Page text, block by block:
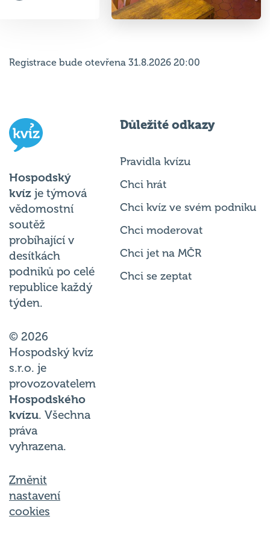
Registrace bude otevřena 31.8.2026 20:00
Hospodský
kvíz je týmová
vědomostní
soutěž
probíhající v
desítkách
podniků po celé
republice každý
týden.
© 2026
Hospodský kvíz
s.r.o. je
provozovatelem
Hospodského
kvízu. Všechna
práva
vyhrazena.
Změnit
nastavení
cookies
Důležité odkazy
Pravidla kvízu
Chci hrát
Chci kvíz ve svém podniku
Chci moderovat
Chci jet na MČR
Chci se zeptat